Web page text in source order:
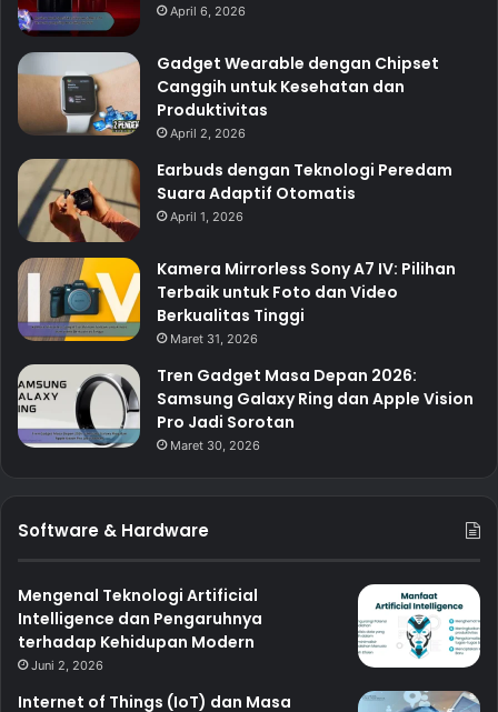
April 6, 2026
Gadget Wearable dengan Chipset
Canggih untuk Kesehatan dan
Produktivitas
April 2, 2026
Earbuds dengan Teknologi Peredam
Suara Adaptif Otomatis
April 1, 2026
Kamera Mirrorless Sony A7 IV: Pilihan
Terbaik untuk Foto dan Video
Berkualitas Tinggi
Maret 31, 2026
Tren Gadget Masa Depan 2026:
Samsung Galaxy Ring dan Apple Vision
Pro Jadi Sorotan
Maret 30, 2026
Software & Hardware
Mengenal Teknologi Artificial
Intelligence dan Pengaruhnya
terhadap Kehidupan Modern
Juni 2, 2026
Internet of Things (IoT) dan Masa